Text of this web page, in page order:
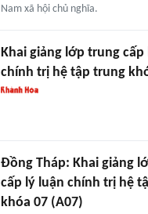
Nam xã hội chủ nghĩa.
Khai giảng lớp trung cấp
chính trị hệ tập trung
Đồng Tháp: Khai giảng
cấp lý luận chính trị hệ
khóa 07 (A07)